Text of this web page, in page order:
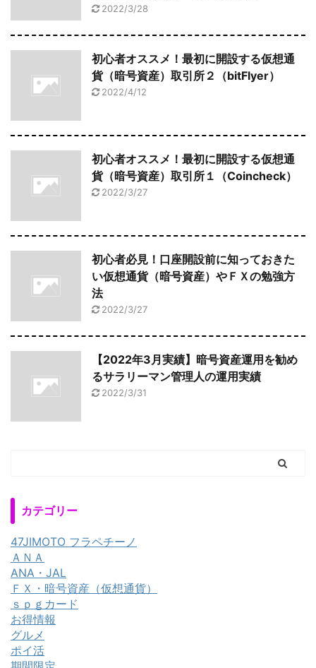
2022/3/28
初心者オススメ！最初に開設する仮想通
貨（暗号資産）取引所２（bitFlyer）
2022/4/12
初心者オススメ！最初に開設する仮想通
貨（暗号資産）取引所１（Coincheck）
2022/3/27
初心者必見！口座開設前に知っておきた
い仮想通貨（暗号資産）やＦＸの勉強方
法
2022/3/27
【2022年3月実績】暗号資産運用を勧め
るサラリーマン管理人の運用実績
2022/3/31
カテゴリー
47JIMOTO フラペチーノ
ＡＮＡ
ANA・JAL
ＦＸ・暗号資産（仮想通貨）
ｓｐｇカード
お得情報
グルメ
ポイ活